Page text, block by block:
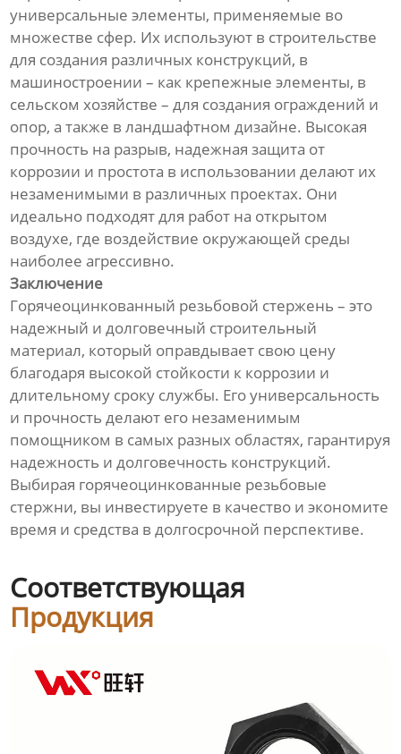
универсальные элементы, применяемые во
множестве сфер. Их используют в строительстве
для создания различных конструкций, в
машиностроении – как крепежные элементы, в
сельском хозяйстве – для создания ограждений и
опор, а также в ландшафтном дизайне. Высокая
прочность на разрыв, надежная защита от
коррозии и простота в использовании делают их
незаменимыми в различных проектах. Они
идеально подходят для работ на открытом
воздухе, где воздействие окружающей среды
наиболее агрессивно.
Заключение
Горячеоцинкованный резьбовой стержень – это
надежный и долговечный строительный
материал, который оправдывает свою цену
благодаря высокой стойкости к коррозии и
длительному сроку службы. Его универсальность
и прочность делают его незаменимым
помощником в самых разных областях, гарантируя
надежность и долговечность конструкций.
Выбирая горячеоцинкованные резьбовые
стержни, вы инвестируете в качество и экономите
время и средства в долгосрочной перспективе.
Соответствующая
Продукция